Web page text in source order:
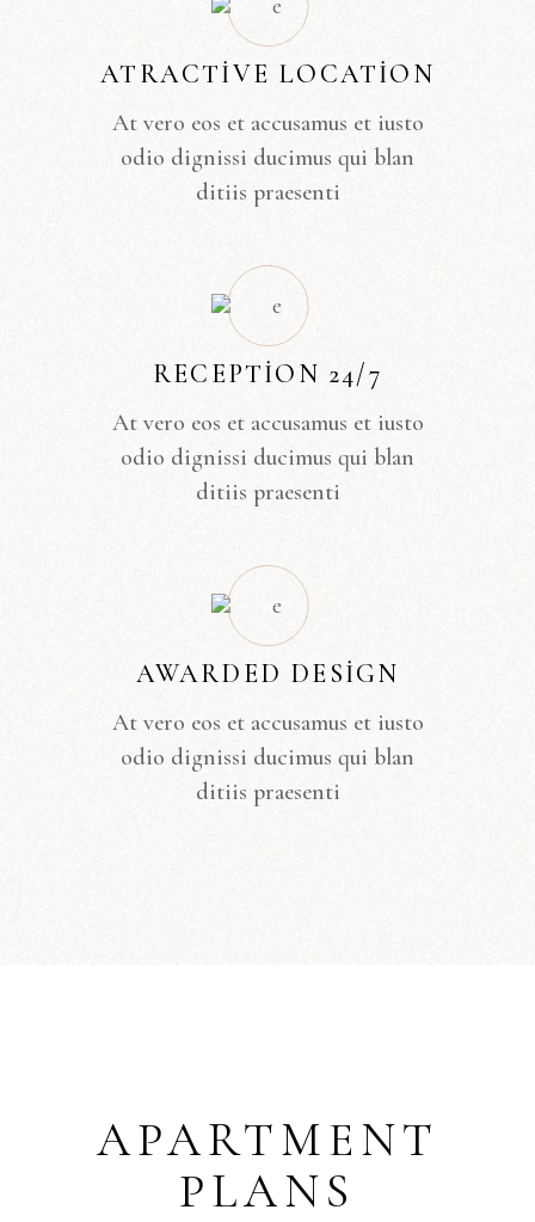
ATRACTIVE LOCATION
At vero eos et accusamus et iusto
odio dignissi ducimus qui blan
ditiis praesenti
RECEPTION 24/7
At vero eos et accusamus et iusto
odio dignissi ducimus qui blan
ditiis praesenti
AWARDED DESIGN
At vero eos et accusamus et iusto
odio dignissi ducimus qui blan
ditiis praesenti
APARTMENT
PLANS